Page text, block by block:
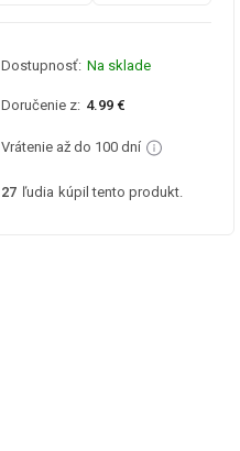
Dostupnosť: Na sklade
Doručenie z: 4.99 €
Vrátenie až do 100 dní
27 ľudia kúpil tento produkt.